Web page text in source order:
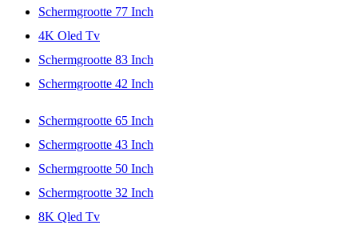
Schermgrootte 77 Inch
4K Oled Tv
Schermgrootte 83 Inch
Schermgrootte 42 Inch
Schermgrootte 65 Inch
Schermgrootte 43 Inch
Schermgrootte 50 Inch
Schermgrootte 32 Inch
8K Qled Tv